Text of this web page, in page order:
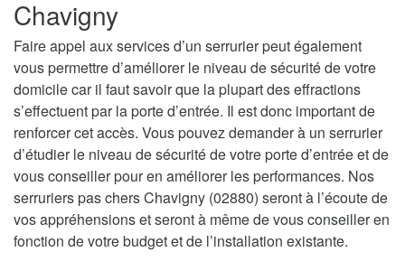
Chavigny
Faire appel aux services d’un serrurier peut également
vous permettre d’améliorer le niveau de sécurité de votre
domicile car il faut savoir que la plupart des effractions
s’effectuent par la porte d’entrée. Il est donc important de
renforcer cet accès. Vous pouvez demander à un serrurier
d’étudier le niveau de sécurité de votre porte d’entrée et de
vous conseiller pour en améliorer les performances. Nos
serruriers pas chers Chavigny (02880) seront à l’écoute de
vos appréhensions et seront à même de vous conseiller en
fonction de votre budget et de l’installation existante.